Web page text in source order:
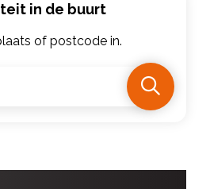
in de buurt
of postcode in.